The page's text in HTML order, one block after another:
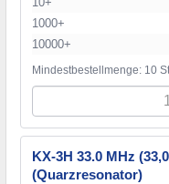
1000+
10000+
Mindestbestellmenge: 10 St.
KX-3H 33.0 MHz
(Quarzresonator)